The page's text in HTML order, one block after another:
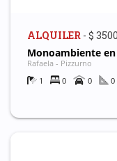
ALQUILER - $
Monoambiente
Rafaela - Pizzurno
1
0 0 0